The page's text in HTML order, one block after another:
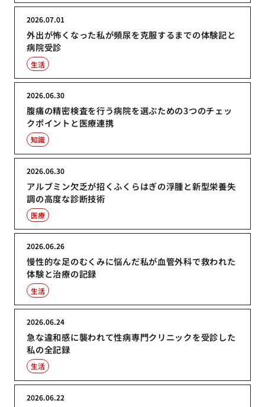
外出が怖くなった私が頻尿を克服するまでの体験記と
病院受診
2026.07.01
生活
腹痛の精密検査を行う病院を選ぶための3つのチェッ
クポイントと医療連携
2026.06.30
知識
アルブミン欠乏が招くふくらはぎの浮腫と新型栄養失
調の高度な診断技術
2026.06.30
医療
慢性的な足のむくみに悩んだ私が血管外科で救われた
体験と治療の記録
2026.06.26
生活
急な違和感に襲われて性病専門クリニックを受診した
私の全記録
2026.06.24
生活
2026.06.22